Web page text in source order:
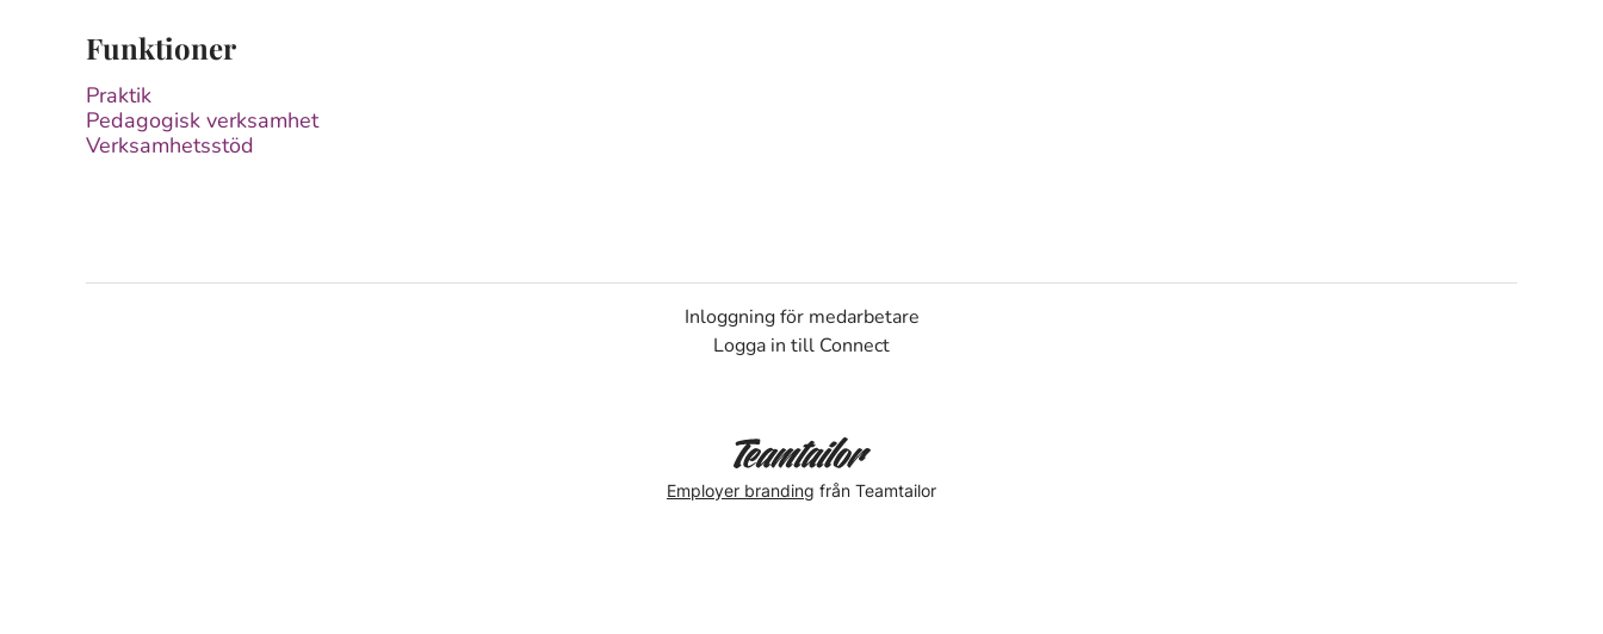
Funktioner
Praktik
Pedagogisk verksamhet
Verksamhetsstöd
Inloggning för medarbetare
Logga in till Connect
Employer branding från Teamtailor